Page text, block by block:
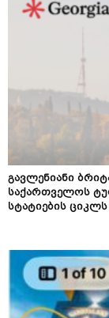
გავლენიანი
საქართველოს
სტატიების ციკლს